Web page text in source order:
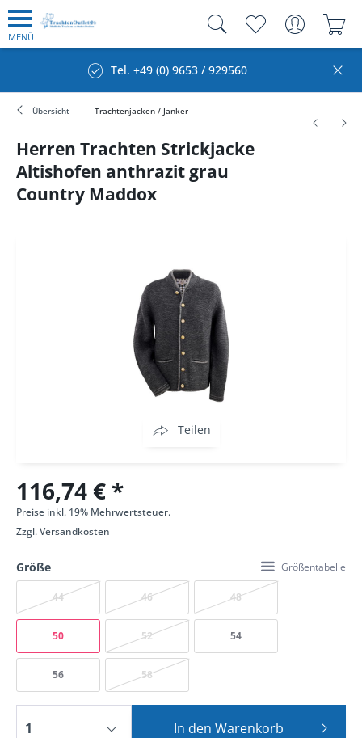
MENÜ
Tel. +49 (0) 9653 / 929560
Übersicht Trachtenjacken / Janker
Herren Trachten Strickjacke
Altishofen anthrazit grau
Country Maddox
Teilen
116,74 € *
Preise inkl. 19% Mehrwertsteuer.
Zzgl.Versandkosten
Größe Größentabelle
44 46 48
50 52 54
56 58
In den Warenkorb